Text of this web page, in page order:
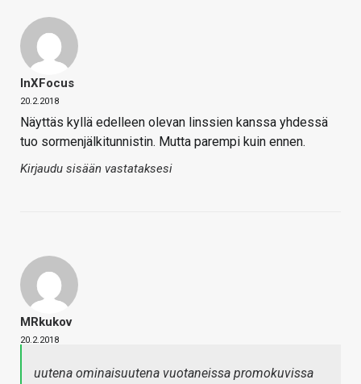
InXFocus
20.2.2018
Näyttäs kyllä edelleen olevan linssien kanssa yhdessä
tuo sormenjälkitunnistin. Mutta parempi kuin ennen.
Kirjaudu sisään vastataksesi
MRkukov
20.2.2018
uutena ominaisuutena vuotaneissa promokuvissa